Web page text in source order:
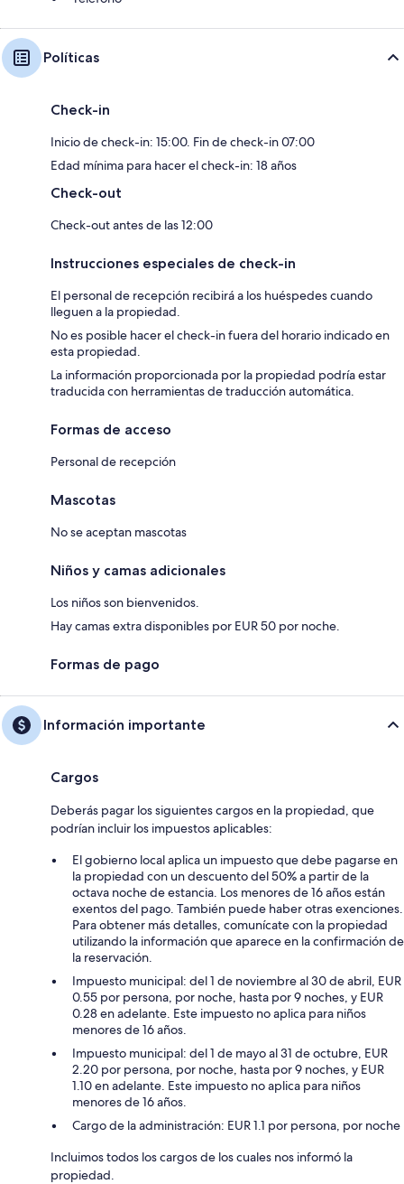
Políticas
Check-in
Inicio de check-in: 15:00. Fin de check-in 07:00
Edad mínima para hacer el check-in: 18 años
Check-out
Check-out antes de las 12:00
Instrucciones especiales de check-in
El personal de recepción recibirá a los huéspedes cuando
lleguen a la propiedad.
No es posible hacer el check-in fuera del horario indicado en
esta propiedad.
La información proporcionada por la propiedad podría estar
traducida con herramientas de traducción automática.
Formas de acceso
Personal de recepción
Mascotas
No se aceptan mascotas
Niños y camas adicionales
Los niños son bienvenidos.
Hay camas extra disponibles por EUR 50 por noche.
Formas de pago
Información importante
Cargos
Deberás pagar los siguientes cargos en la propiedad, que
podrían incluir los impuestos aplicables:
El gobierno local aplica un impuesto que debe pagarse en
la propiedad con un descuento del 50% a partir de la
octava noche de estancia. Los menores de 16 años están
exentos del pago. También puede haber otras exenciones.
Para obtener más detalles, comunícate con la propiedad
utilizando la información que aparece en la confirmación de
la reservación.
Impuesto municipal: del 1 de noviembre al 30 de abril, EUR
0.55 por persona, por noche, hasta por 9 noches, y EUR
0.28 en adelante. Este impuesto no aplica para niños
menores de 16 años.
Impuesto municipal: del 1 de mayo al 31 de octubre, EUR
2.20 por persona, por noche, hasta por 9 noches, y EUR
1.10 en adelante. Este impuesto no aplica para niños
menores de 16 años.
Cargo de la administración: EUR 1.1 por persona, por noche
Incluimos todos los cargos de los cuales nos informó la
propiedad.